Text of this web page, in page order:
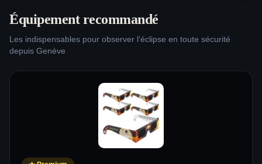
Équipement recommandé
Les indispensables pour observer l'éclipse en toute sécurité
depuis Genève